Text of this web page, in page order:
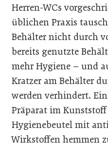
Herren-WCs
üblichen Praxis
Behälter nicht durch
bereits genutzte
mehr Hygiene – und
Kratzer am Behälter
werden verhindert.
Präparat im
Hygienebeutel mit
Wirkstoffen hemmen